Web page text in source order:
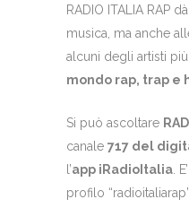
RADIO ITALIA RAP
musica, ma anche
alcuni degli artisti
mondo rap, trap e
Si può ascoltare
canale 717 del
l’app iRadioItalia .
profilo